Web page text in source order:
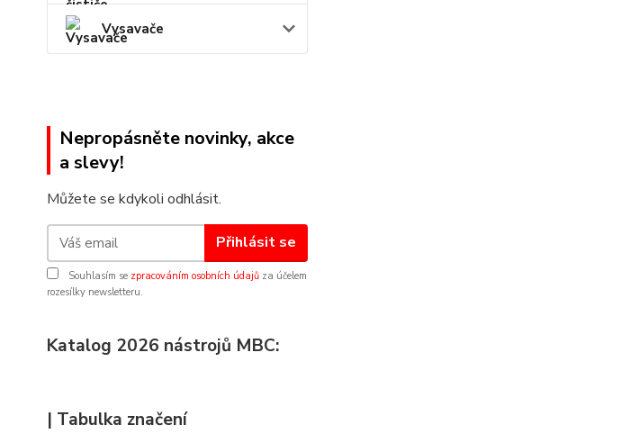
Vysavače
Nepropásněte novinky, akce
a slevy!
Můžete se kdykoli odhlásit.
Přihlásit se
Souhlasím se zpracováním osobních údajů za účelem
rozesílky newsletteru.
Katalog 2026 nástrojů MBC:
| Tabulka značení